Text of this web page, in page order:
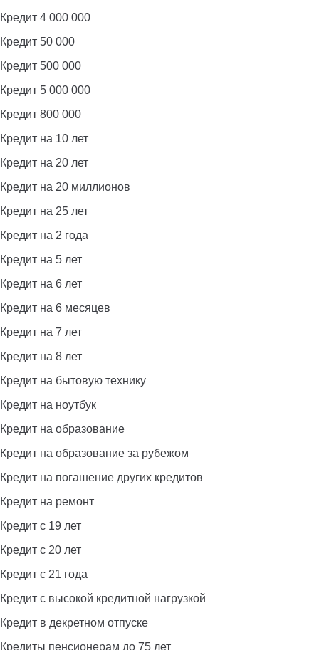
Кредит 4 000 000
Кредит 50 000
Кредит 500 000
Кредит 5 000 000
Кредит 800 000
Кредит на 10 лет
Кредит на 20 лет
Кредит на 20 миллионов
Кредит на 25 лет
Кредит на 2 года
Кредит на 5 лет
Кредит на 6 лет
Кредит на 6 месяцев
Кредит на 7 лет
Кредит на 8 лет
Кредит на бытовую технику
Кредит на ноутбук
Кредит на образование
Кредит на образование за рубежом
Кредит на погашение других кредитов
Кредит на ремонт
Кредит с 19 лет
Кредит с 20 лет
Кредит с 21 года
Кредит с высокой кредитной нагрузкой
Кредит в декретном отпуске
Кредиты пенсионерам до 75 лет